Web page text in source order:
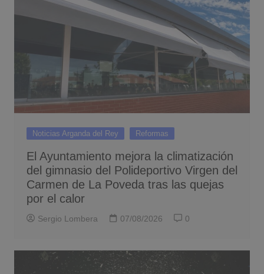
Noticias Arganda del Rey Reformas
El Ayuntamiento mejora la climatización
del gimnasio del Polideportivo Virgen del
Carmen de La Poveda tras las quejas
por el calor
Sergio Lombera 07/08/2026 0